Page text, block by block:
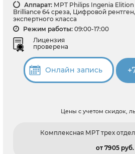
Аппарат: МРТ Philips Ingenia Elition
Brilliance 64 среза, Цифровой
экспертного класса
Режим работы: 09:00-17:00
Лицензия
проверена
Онлайн запись
Цены с учетом скидок,
Комплексная МРТ трех
от 7905 pуб.